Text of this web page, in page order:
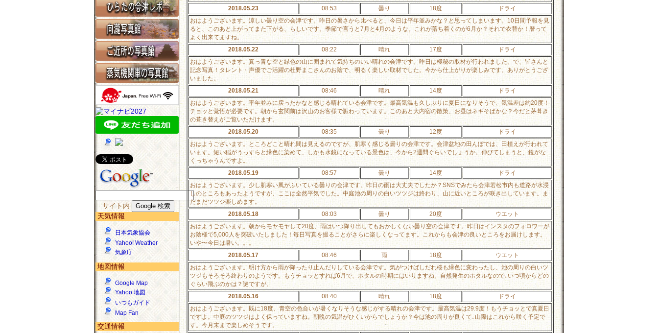
サイト内
天気情報
日本気象協会
Yahoo! Weather
気象庁
地図情報
Google Map
Yahoo 地図
いつもガイド
Map Fan
交通情報
2018.05.23
08:53 曇り 18度
ドライ
おはようございます。涼しい曇り空の会津です。昨日の暑さから比べると、今日は平年並みかな？と思ってしまいます。10日間予報を見
ると、このあと上がってまた下がる、らしいです。季節で言うと7月と4月のような。これが落ち着くのが6月か？それで衣替か！暦って
よく出来てますね。
2018.05.22
08:22 晴れ 17度
ドライ
おはようございます。真っ青な空と緑色の山に囲まれて気持ちのいい晴れの会津です。昨日は極秘の取材が行われました。で、皆さんと
記念写真！タレント・声優でご活躍の杜野まこさんのお陰で、明るく楽しい取材でした。今から仕上がりが楽しみです。ありがとうござ
いました。
2018.05.21
08:46 晴れ 14度
ドライ
おはようございます。平年並みに戻ったかなと感じる晴れている会津です。最高気温も久しぶりに夏日になりそうで、気温差は約20度！
チョッと覚悟が必要です。朝から玄関前は沢山のお客様で賑わっています。このあと大内宿の散策、お昼はネギそばかな？今だと茅葺き
の葺き替えがご覧いただけます。
2018.05.20
08:35 曇り 12度
ドライ
おはようございます。ところどこと晴れ間は見えるのですが、肌寒く感じる曇りの会津です。会津盆地の田んぼでは、田植えが行われて
います。短い稲がうっすらと緑色に染めて、しかも水鏡になっている景色は、今から2週間ぐらいでしょうか。伸びてしまうと、鏡がな
くっちゃうんですよ。
2018.05.19
08:57 曇り 14度
ドライ
おはようございます。少し肌寒い風がふいている曇りの会津です。昨日の雨は大丈夫でしたか？SNSでみたら会津若松市内も道路が水浸
しのところもあったようですが、ここは全然平気でした。中庭池の周りの白いツツジは終わり、山に近いところが咲き出しています。ま
だまだツツジ楽しめます。
2018.05.18
08:03 曇り 20度
ウエット
おはようございます。朝からモヤモヤして20度、雨はいつ降り出してもおかしくない曇り空の会津です。昨日はインスタのフォロワーが
お陰様で5,000人を突破いたしました！毎日写真を撮ることがさらに楽しくなってます。これからも会津の良いところをお届けします。
いや〜今日は暑い。。。
2018.05.17
08:46 雨 18度
ウエット
おはようございます。明け方から雨が降ったり止んだりしている会津です。気がつけばしだれ桜も緑色に変わったし、池の周りの白いツ
ツジもそろそろ終わりのようです。もうチョッとすれば6月で、ホタルの時期にはいりますね。自然発生のホタルなので､いつ頃からどの
ぐらい飛ぶのかは？謎ですが。
2018.05.16
08:40 晴れ 18度
ドライ
おはようございます。既に18度、青空の色合いが暑くなりそうな感じがする晴れの会津です。最高気温は29.9度！もうチョッとで真夏日
ですよ。中庭のツツジはよく保っていますね。朝晩の気温がひくいからでしょうか？今は池の周りが良くて､山際はこれから咲く予定で
す。今月末まで楽しめそうです。